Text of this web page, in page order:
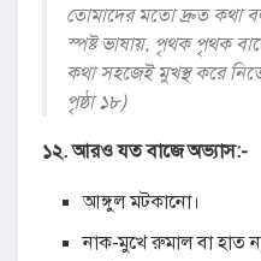
তোমাদের মতো দ্রুত কথা
স্পষ্ট ভাষায়, পৃথক পৃথক
কথা সহজেই মুখস্থ করে
পৃষ্ঠা ১৮)
১২. আরও যত বাজে অভ্যাস:-
আঙ্গুল মটকানো।
নাক-মুখে রুমাল বা হাত